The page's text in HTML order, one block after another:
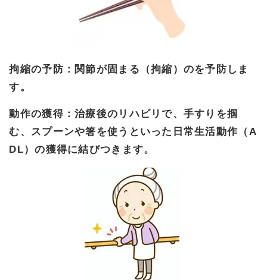
拘縮の予防：関節が固まる（拘縮）のを予防しま
す。
動作の獲得：治療後のリハビリで、手すりを掴
む、スプーンや箸を使うといった日常生活動作（A
DL）の獲得に結びつきます。